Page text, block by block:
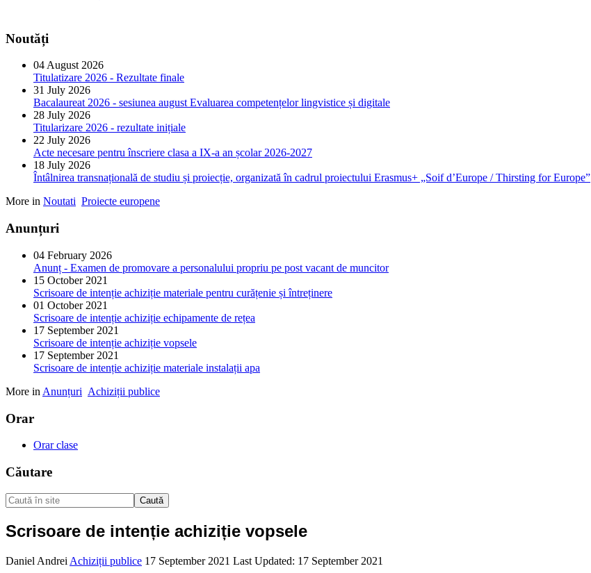
Noutăți
04 August 2026
Titulatizare 2026 - Rezultate finale
31 July 2026
Bacalaureat 2026 - sesiunea august Evaluarea competențelor lingvistice și digitale
28 July 2026
Titularizare 2026 - rezultate inițiale
22 July 2026
Acte necesare pentru înscriere clasa a IX-a an școlar 2026-2027
18 July 2026
Întâlnirea transnațională de studiu și proiecție, organizată în cadrul proiectului Erasmus+ „Soif d’Europe / Thirsting for Europe”
More in Noutati Proiecte europene
Anunțuri
04 February 2026
Anunț - Examen de promovare a personalului propriu pe post vacant de muncitor
15 October 2021
Scrisoare de intenție achiziție materiale pentru curățenie și întreținere
01 October 2021
Scrisoare de intenție achiziție echipamente de rețea
17 September 2021
Scrisoare de intenție achiziție vopsele
17 September 2021
Scrisoare de intenție achiziție materiale instalații apa
More in Anunțuri Achiziții publice
Orar
Orar clase
Căutare
Caută
Scrisoare de intenție achiziție vopsele
Daniel Andrei Achiziții publice 17 September 2021 Last Updated: 17 September 2021